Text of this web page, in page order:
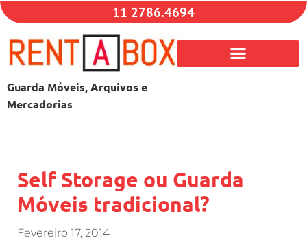
11 2786.4694
Guarda Móveis, Arquivos e
Mercadorias
Self Storage ou Guarda
Móveis tradicional?
Fevereiro 17, 2014